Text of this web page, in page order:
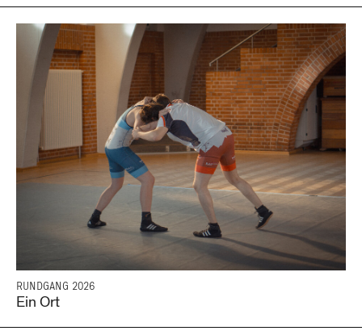
RUNDGANG 2026
Ein Ort